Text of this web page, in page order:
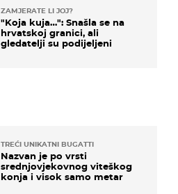
ZAMJERATE LI JOJ?
"Koja kuja…": Snašla se na
hrvatskoj granici, ali
gledatelji su podijeljeni
TREĆI UNIKATNI BUGATTI
Nazvan je po vrsti
srednjovjekovnog viteškog
konja i visok samo metar